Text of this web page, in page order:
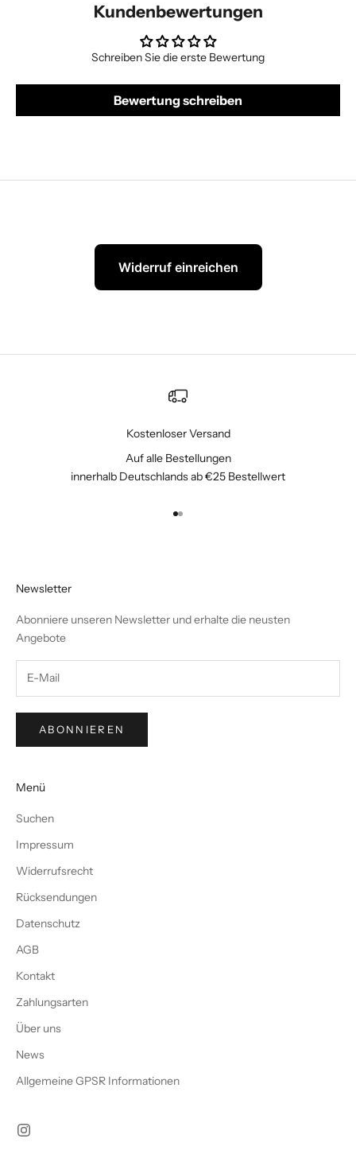
Kundenbewertungen
Schreiben Sie die erste Bewertung
Bewertung schreiben
Widerruf einreichen
Kostenloser Versand
Auf alle Bestellungen
innerhalb Deutschlands ab €25 Bestellwert
Gehe zu Element 1
Gehe zu Element 2
Newsletter
Abonniere unseren Newsletter und erhalte die neusten
Angebote
ABONNIEREN
Menü
Suchen
Impressum
Widerrufsrecht
Rücksendungen
Datenschutz
AGB
Kontakt
Zahlungsarten
Über uns
News
Allgemeine GPSR Informationen